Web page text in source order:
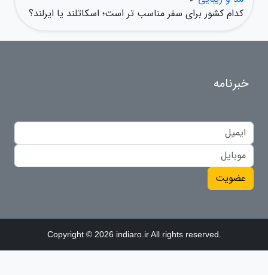
کدام کشور برای سفر مناسب تر است؛ اسکاتلند یا ایرلند؟
خبرنامه
عضویت
Copyright © 2026 indiaro.ir All rights reserved.